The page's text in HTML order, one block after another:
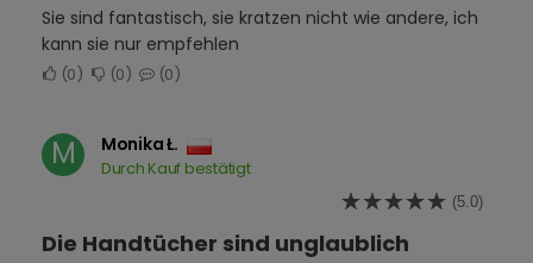
Sie sind fantastisch, sie kratzen nicht wie andere, ich
kann sie nur empfehlen
0 0 0
M Monika Ł.
Durch Kauf bestätigt
(5.0)
Die Handtücher sind unglaublich